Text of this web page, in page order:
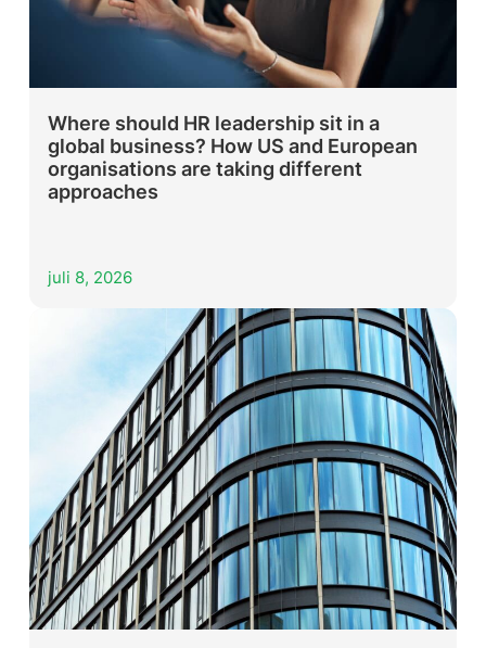
Where should HR leadership sit in a
global business? How US and European
organisations are taking different
approaches
juli 8, 2026